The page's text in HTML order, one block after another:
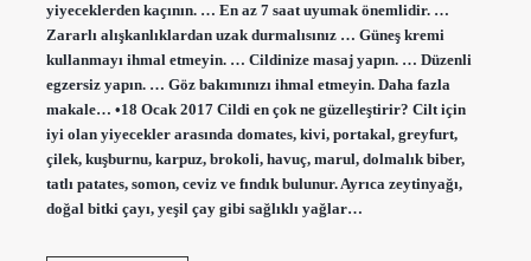
yiyeceklerden kaçının. … En az 7 saat uyumak önemlidir. …
Zararlı alışkanlıklardan uzak durmalısınız … Güneş kremi
kullanmayı ihmal etmeyin. … Cildinize masaj yapın. … Düzenli
egzersiz yapın. … Göz bakımınızı ihmal etmeyin. Daha fazla
makale… •18 Ocak 2017 Cildi en çok ne güzelleştirir? Cilt için
iyi olan yiyecekler arasında domates, kivi, portakal, greyfurt,
çilek, kuşburnu, karpuz, brokoli, havuç, marul, dolmalık biber,
tatlı patates, somon, ceviz ve fındık bulunur. Ayrıca zeytinyağı,
doğal bitki çayı, yeşil çay gibi sağlıklı yağlar…